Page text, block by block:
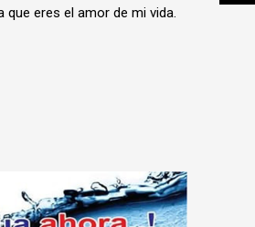
que eres el amor de mi vida.